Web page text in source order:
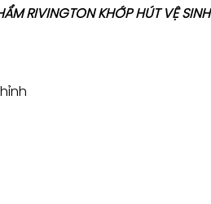
RIVINGTON KHỚP HÚT VỆ SINH